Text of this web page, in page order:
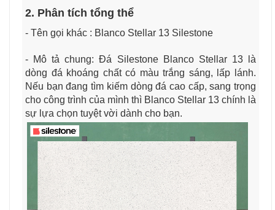
2. Phân tích tổng thể
- Tên gọi khác : Blanco Stellar 13 Silestone
- Mô tả chung: Đá Silestone Blanco Stellar 13 là
dòng đá khoáng chất có màu trắng sáng, lấp lánh.
Nếu bạn đang tìm kiếm dòng đá cao cấp, sang trọng
cho công trình của mình thì Blanco Stellar 13 chính là
sự lựa chọn tuyệt vời dành cho bạn.